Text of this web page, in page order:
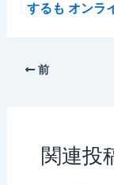
するも オンラ
前
関連投